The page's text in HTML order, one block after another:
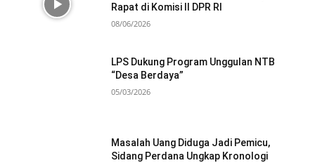
Rapat di Komisi II DPR RI
08/06/2026
LPS Dukung Program Unggulan NTB
“Desa Berdaya”
05/03/2026
Masalah Uang Diduga Jadi Pemicu,
Sidang Perdana Ungkap Kronologi